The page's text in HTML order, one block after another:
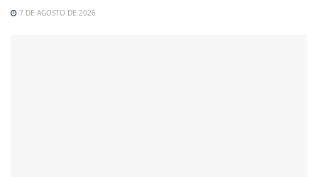
7 DE AGOSTO DE 2026